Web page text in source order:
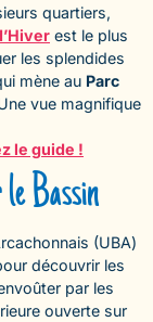
quartiers,
est le plus
les splendides
mène au Parc
vue magnifique
le guide !
Bassin
(UBA)
découvrir les
par les
ouverte sur